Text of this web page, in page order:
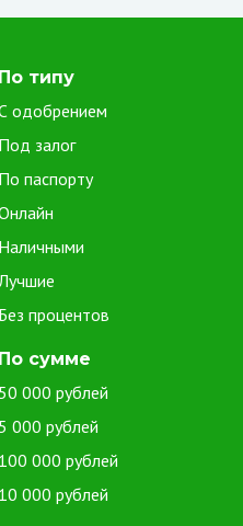
данные и контактную
возможность получения
заявителя. Это
с трудностями в
при получении
получения микрозайма за
онлайн-форме. Вы
суток, не покидая дома
случаях, когда срочно
время на поход в банк
Рынок микрозаймов
различными сроками возврата
может выбрать оптимальные
и финансовой
По типу
одобрением
Под залог
По паспорту
Наличными
Без процентов
По сумме
50 000 рублей
5 000 рублей
100 000 рублей
10 000 рублей